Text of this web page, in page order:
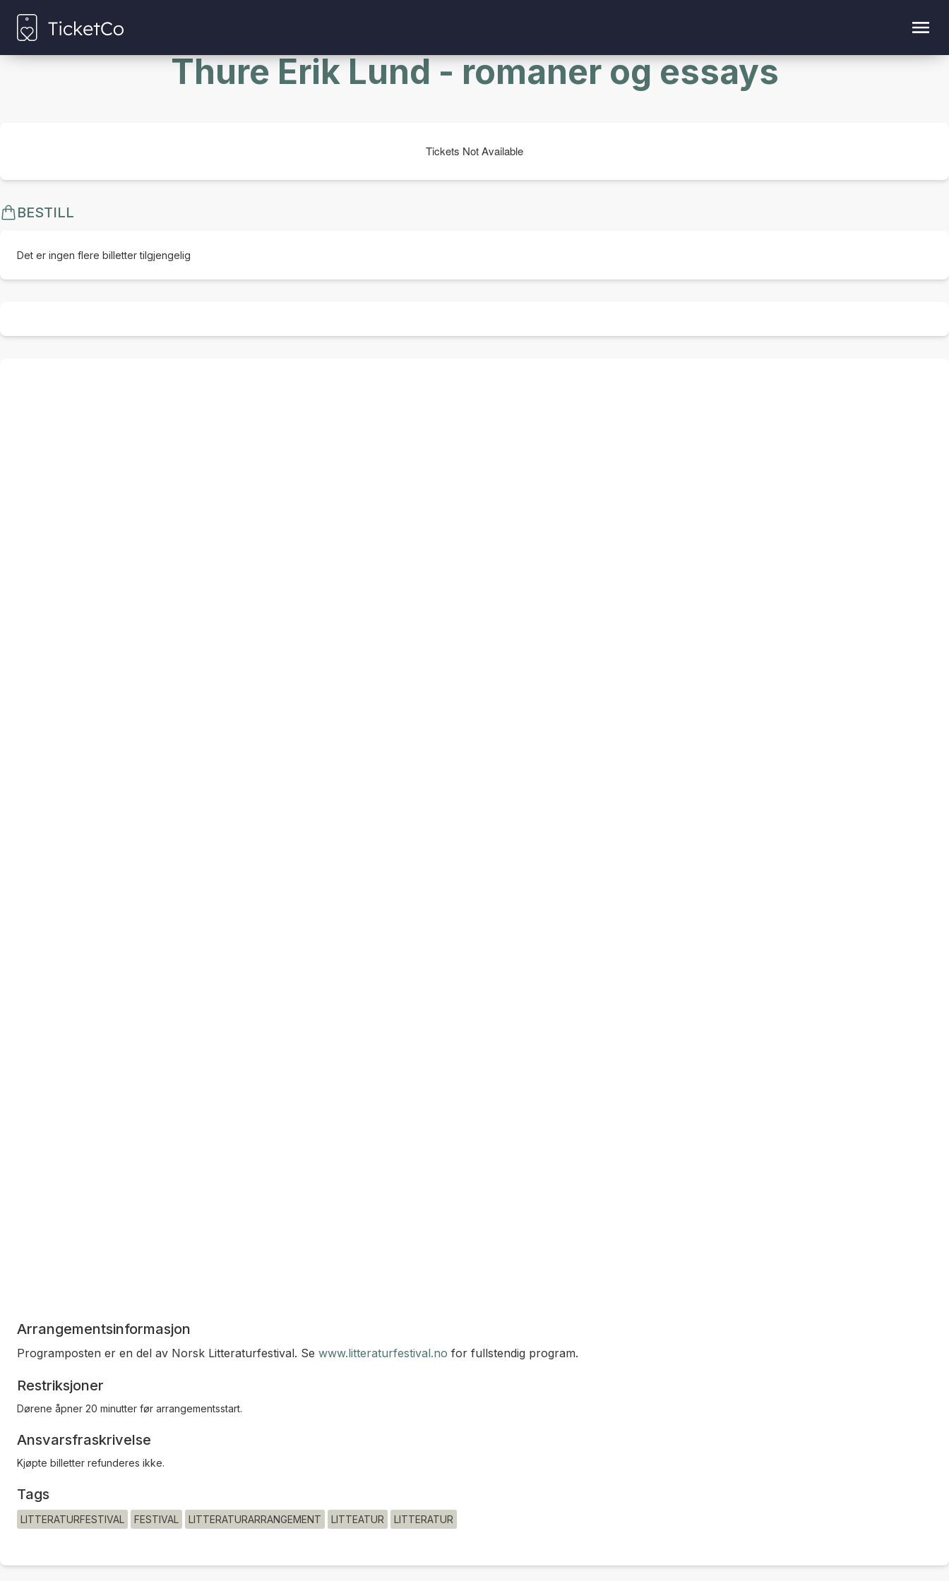
Thure Erik Lund - romaner og essays
Tickets Not Available
BESTILL
Det er ingen flere billetter tilgjengelig
Arrangementsinformasjon
Programposten er en del av Norsk Litteraturfestival. Se www.litteraturfestival.no for fullstendig program.
Restriksjoner
Dørene åpner 20 minutter før arrangementsstart.
Ansvarsfraskrivelse
Kjøpte billetter refunderes ikke.
Tags
LITTERATURFESTIVAL FESTIVAL LITTERATURARRANGEMENT LITTEATUR LITTERATUR